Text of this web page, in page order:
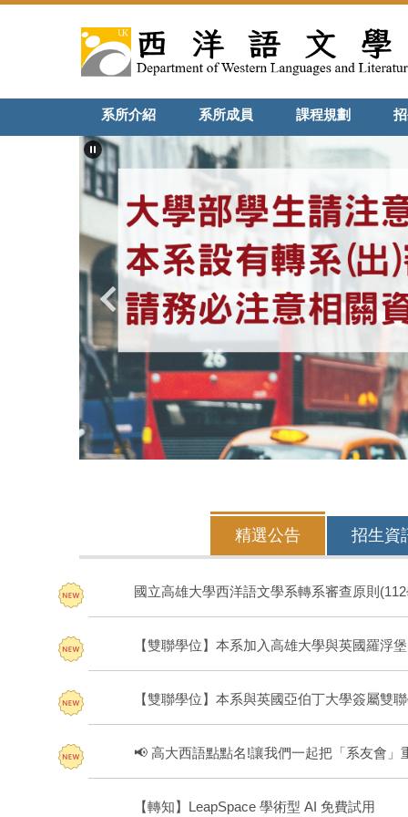
系所介紹 系所成員 課程規劃
精選公告 招生資
國立高雄大學西洋語文學系轉系審查原則
【雙聯學位】本系加入高雄大學與英國羅浮
【雙聯學位】本系與英國亞伯丁大學簽屬雙
📢 高大西語點點名!讓我們一起把「系友會」
【轉知】LeapSpace 學術型 AI 免費試用